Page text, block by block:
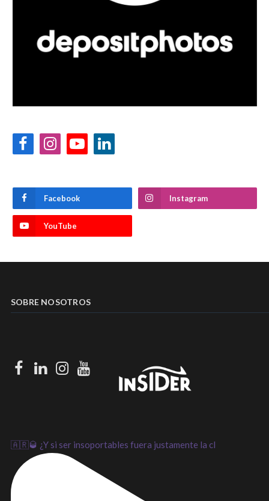
FacebookInstagramYouTubeLinkedIn
Facebook Instagram
YouTube
SOBRE NOSOTROS
Facebook
LinkedInInstagram
Youtube
🇦🇷🥃 ¿Y si ser insoportables fuera justamente la cl